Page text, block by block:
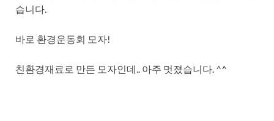
습니다.
바로 환경운동회 모자!
친환경재료로 만든 모자인데.. 아주 멋졌습니다. ^^